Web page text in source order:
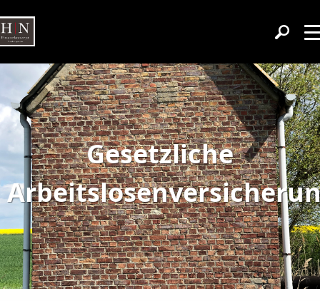
Gesetzliche